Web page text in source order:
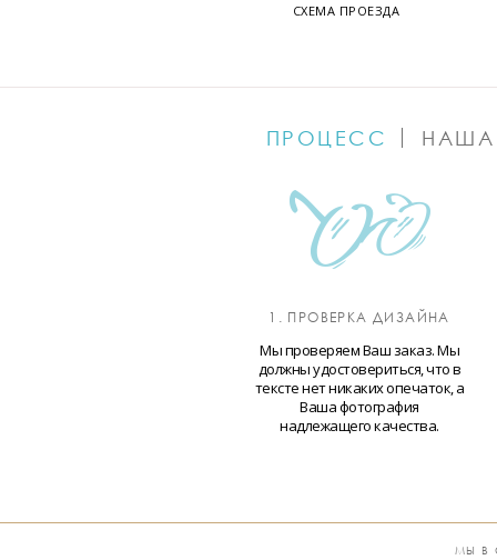
СХЕМА ПРОЕЗДА
ПРОЦЕСС НАША
1. ПРОВЕРКА ДИЗАЙНА
Мы проверяем Ваш заказ. Мы
должны удостовериться, что в
тексте нет никаких опечаток, а
Ваша фотография
надлежащего качества.
МЫ В